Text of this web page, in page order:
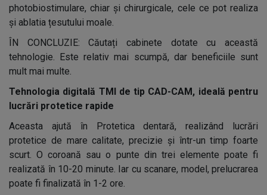
photobiostimulare, chiar și chirurgicale, cele ce pot realiza
și ablatia țesutului moale.
ÎN CONCLUZIE: Căutați cabinete dotate cu această
tehnologie. Este relativ mai scumpă, dar beneficiile sunt
mult mai multe.
Tehnologia digitală TMI de tip CAD-CAM, ideală pentru
lucrări protetice rapide
Aceasta ajută în Protetica dentară, realizând lucrări
protetice de mare calitate, precizie și într-un timp foarte
scurt. O coroană sau o punte din trei elemente poate fi
realizată în 10-20 minute. Iar cu scanare, model, prelucrarea
poate fi finalizată în 1-2 ore.